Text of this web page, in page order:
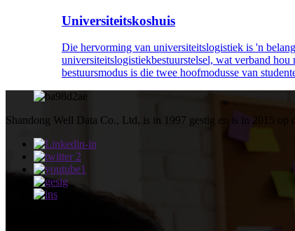
Universiteitskoshuis
Die hervorming van universiteitslogistiek is 'n
universiteitslogistiekbestuurstelsel, wat verband
bestuursmodus is die twee hoofmodusse van
Shandong Well Data Co., Ltd. is in 1997 gestig en is in 2015